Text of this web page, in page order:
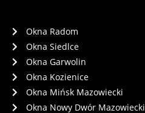
Okna Radom
Okna Siedlce
Okna Garwolin
Okna Kozienice
Okna Mińsk Mazowiecki
Okna Nowy Dwór Mazowiecki